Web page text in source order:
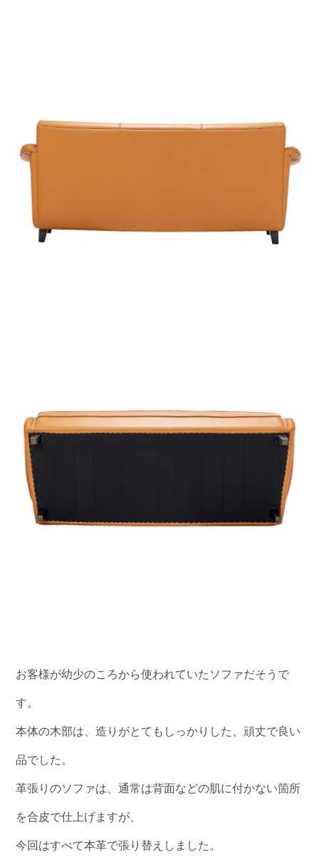
お客様が幼少のころから使われていたソファだそうで
す。
本体の木部は、造りがとてもしっかりした、頑丈で良い
品でした。
革張りのソファは、通常は背面などの肌に付かない箇所
を合皮で仕上げますが、
今回はすべて本革で張り替えしました。